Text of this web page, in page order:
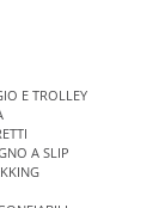
E TROLLEY
A SLIP